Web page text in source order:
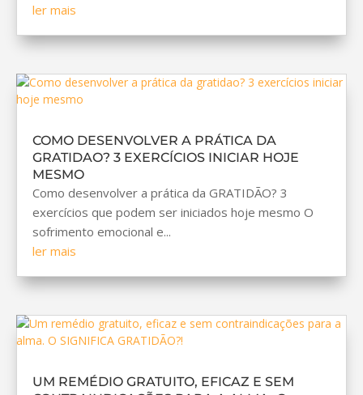
ler mais
COMO DESENVOLVER A PRÁTICA DA
GRATIDAO? 3 EXERCÍCIOS INICIAR HOJE
MESMO
Como desenvolver a prática da GRATIDÃO? 3
exercícios que podem ser iniciados hoje mesmo O
sofrimento emocional e...
ler mais
UM REMÉDIO GRATUITO, EFICAZ E SEM